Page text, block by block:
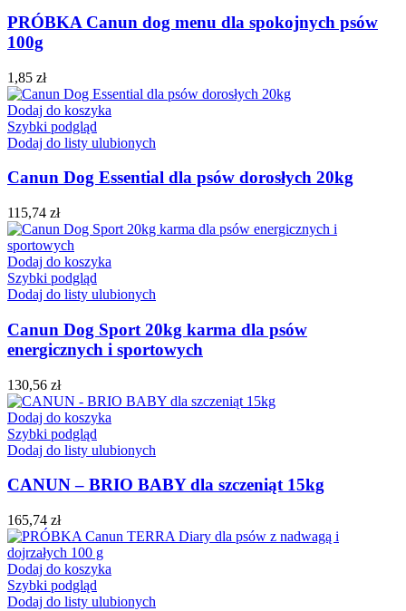
PRÓBKA Canun dog menu dla spokojnych psów
100g
1,85 zł
Dodaj do koszyka
Szybki podgląd
Dodaj do listy ulubionych
Canun Dog Essential dla psów dorosłych 20kg
115,74 zł
Dodaj do koszyka
Szybki podgląd
Dodaj do listy ulubionych
Canun Dog Sport 20kg karma dla psów
energicznych i sportowych
130,56 zł
Dodaj do koszyka
Szybki podgląd
Dodaj do listy ulubionych
CANUN – BRIO BABY dla szczeniąt 15kg
165,74 zł
Dodaj do koszyka
Szybki podgląd
Dodaj do listy ulubionych